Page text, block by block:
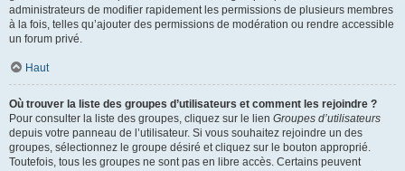
administrateurs de modifier rapidement les permissions de plusieurs membres
à la fois, telles qu’ajouter des permissions de modération ou rendre accessible
un forum privé.
Haut
Où trouver la liste des groupes d’utilisateurs et comment les rejoindre ?
Pour consulter la liste des groupes, cliquez sur le lien Groupes d’utilisateurs
depuis votre panneau de l’utilisateur. Si vous souhaitez rejoindre un des
groupes, sélectionnez le groupe désiré et cliquez sur le bouton approprié.
Toutefois, tous les groupes ne sont pas en libre accès. Certains peuvent